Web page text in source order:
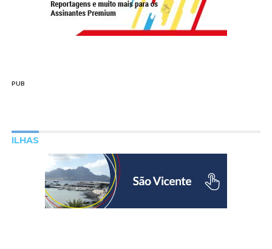
PUB
ILHAS